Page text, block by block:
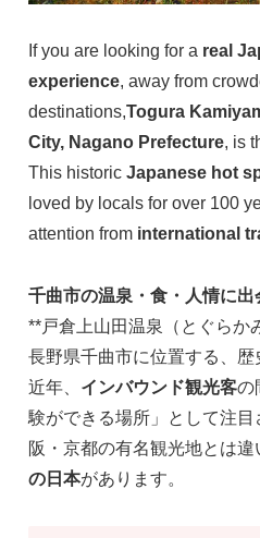
If you are looking for a real
experience, away from
destinations,Togura
City, Nagano Prefecture, is
This historic Japanese hot
loved by locals for over 100
attention from international
千曲市の温泉・食・人情に
**戸倉上山田温泉（とぐらか
長野県千曲市に位置する、歴
近年、 インバウンド観光客の
験ができる場所」として注
阪・京都の有名観光地とは違
の日本があります。